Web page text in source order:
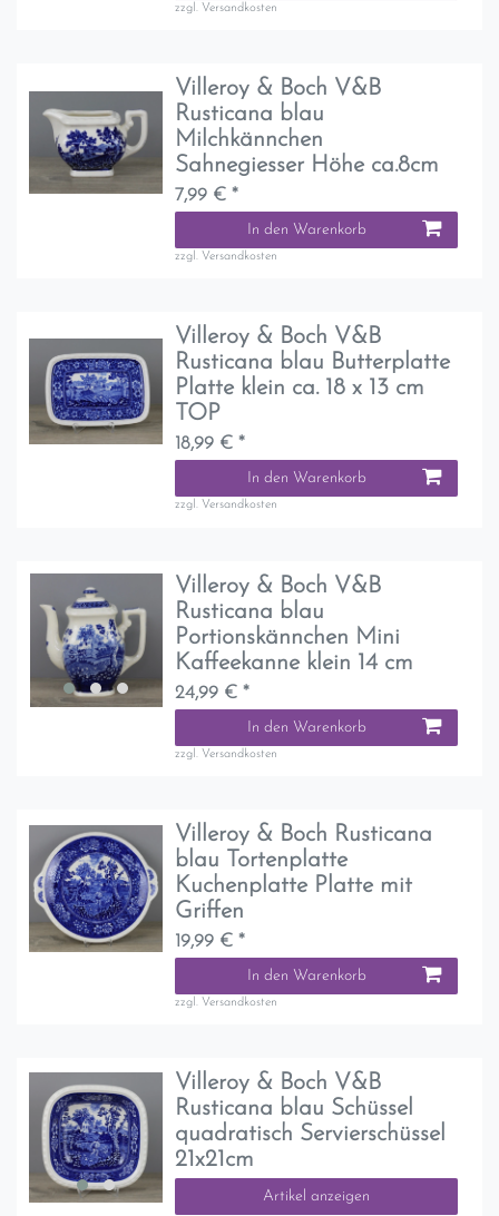
zzgl. Versandkosten
Villeroy & Boch V&B
Rusticana blau
Milchkännchen
Sahnegiesser Höhe ca.8cm
7,99 € *
In den Warenkorb
zzgl. Versandkosten
Villeroy & Boch V&B
Rusticana blau Butterplatte
Platte klein ca. 18 x 13 cm
TOP
18,99 € *
In den Warenkorb
zzgl. Versandkosten
Villeroy & Boch V&B
Rusticana blau
Portionskännchen Mini
Kaffeekanne klein 14 cm
24,99 € *
In den Warenkorb
zzgl. Versandkosten
Villeroy & Boch Rusticana
blau Tortenplatte
Kuchenplatte Platte mit
Griffen
19,99 € *
In den Warenkorb
zzgl. Versandkosten
Villeroy & Boch V&B
Rusticana blau Schüssel
quadratisch Servierschüssel
21x21cm
Artikel anzeigen